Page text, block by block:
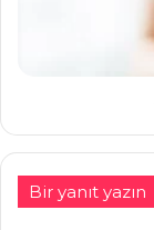
Bir yanıt yazın